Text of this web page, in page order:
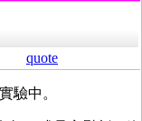
quote
驗中。